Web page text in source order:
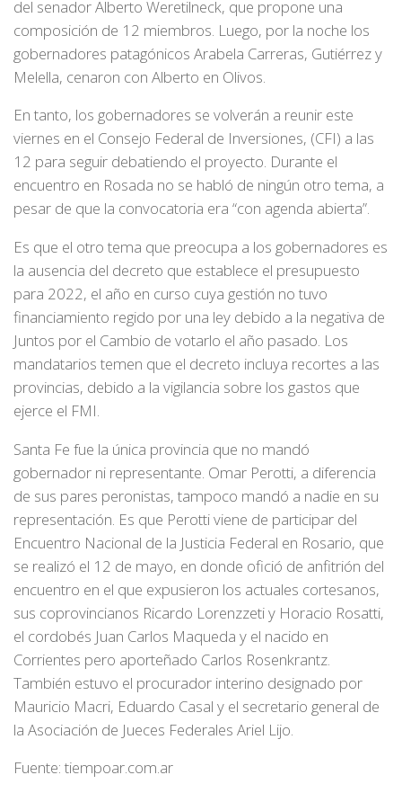
del senador Alberto Weretilneck, que propone una
composición de 12 miembros. Luego, por la noche los
gobernadores patagónicos Arabela Carreras, Gutiérrez y
Melella, cenaron con Alberto en Olivos.
En tanto, los gobernadores se volverán a reunir este
viernes en el Consejo Federal de Inversiones, (CFI) a las
12 para seguir debatiendo el proyecto. Durante el
encuentro en Rosada no se habló de ningún otro tema, a
pesar de que la convocatoria era “con agenda abierta”.
Es que el otro tema que preocupa a los gobernadores es
la ausencia del decreto que establece el presupuesto
para 2022, el año en curso cuya gestión no tuvo
financiamiento regido por una ley debido a la negativa de
Juntos por el Cambio de votarlo el año pasado. Los
mandatarios temen que el decreto incluya recortes a las
provincias, debido a la vigilancia sobre los gastos que
ejerce el FMI.
Santa Fe fue la única provincia que no mandó
gobernador ni representante. Omar Perotti, a diferencia
de sus pares peronistas, tampoco mandó a nadie en su
representación. Es que Perotti viene de participar del
Encuentro Nacional de la Justicia Federal en Rosario, que
se realizó el 12 de mayo, en donde ofició de anfitrión del
encuentro en el que expusieron los actuales cortesanos,
sus coprovincianos Ricardo Lorenzzeti y Horacio Rosatti,
el cordobés Juan Carlos Maqueda y el nacido en
Corrientes pero aporteñado Carlos Rosenkrantz.
También estuvo el procurador interino designado por
Mauricio Macri, Eduardo Casal y el secretario general de
la Asociación de Jueces Federales Ariel Lijo.
Fuente: tiempoar.com.ar